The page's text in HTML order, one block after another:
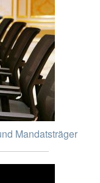
Mandatsträger